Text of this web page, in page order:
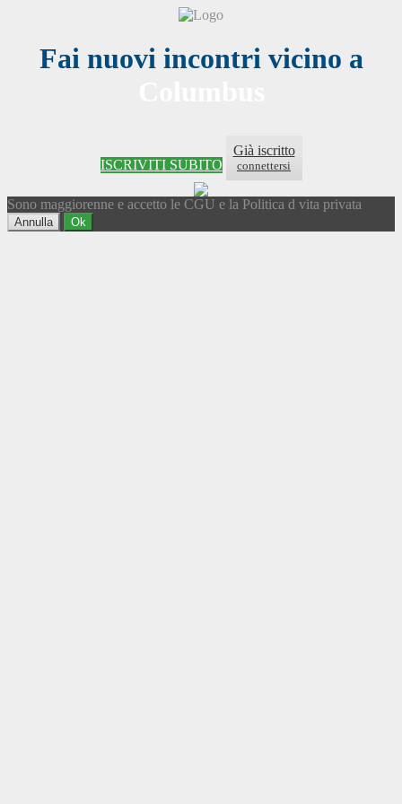
Fai nuovi incontri vicino a
ISCRIVITI SUBITO
Già iscritto
connettersi
Sono maggiorenne e accetto le CGU e la Politica d vita privata
Annulla Ok